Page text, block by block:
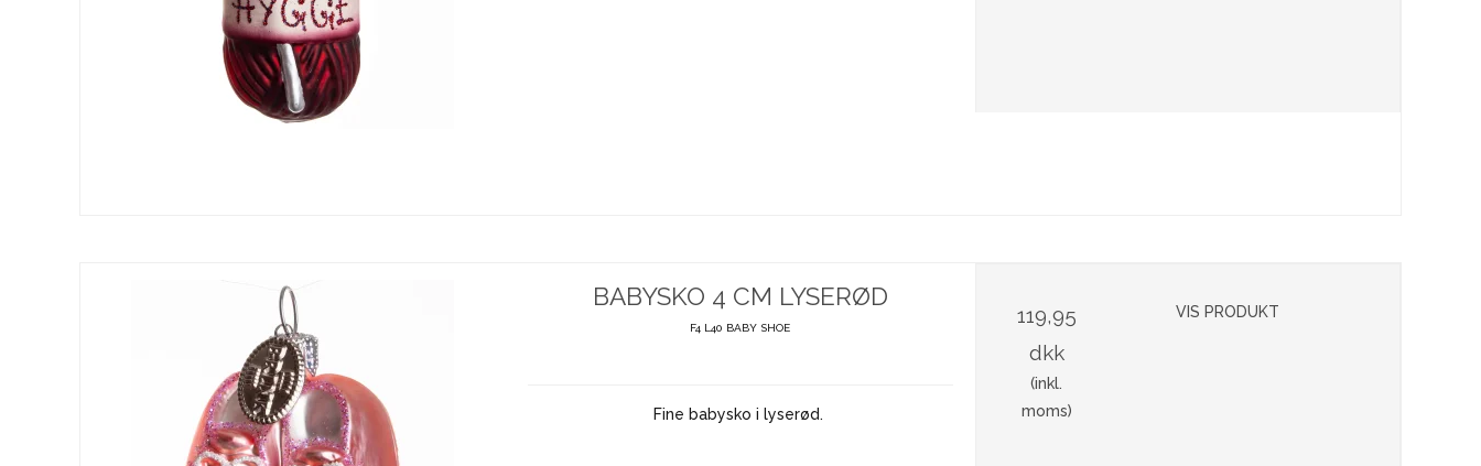
BABYSKO 4 CM LYSERØD
F4 L40 BABY SHOE
Fine babysko i lyserød.
119,95
dkk
(inkl.
moms)
VIS PRODUKT